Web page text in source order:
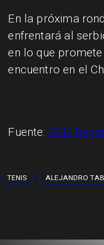
En la próxima
enfrentará al
en lo que
encuentro en el
Fuente: ADN
TENIS ALEJANDRO